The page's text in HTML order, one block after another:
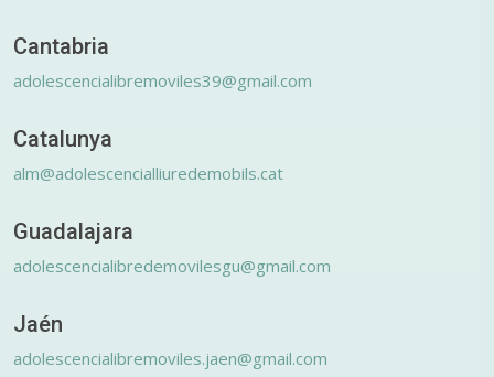
Cantabria
adolescencialibremoviles39@gmail.com
Catalunya
alm@adolescencialliuredemobils.cat
Guadalajara
adolescencialibredemovilesgu@gmail.com
Jaén
adolescencialibremoviles.jaen@gmail.com